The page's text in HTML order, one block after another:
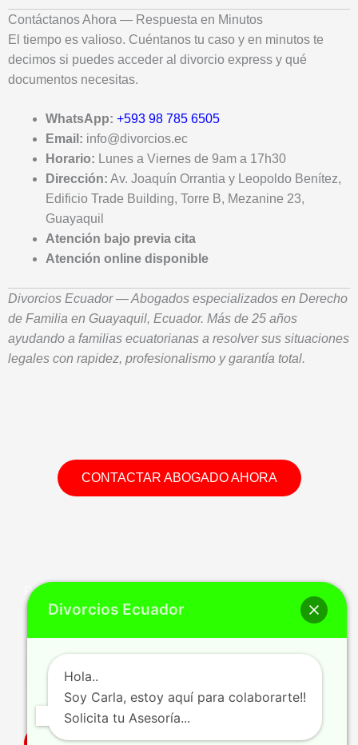
Contáctanos Ahora — Respuesta en Minutos
El tiempo es valioso. Cuéntanos tu caso y en minutos te
decimos si puedes acceder al divorcio express y qué
documentos necesitas.
WhatsApp: +593 98 785 6505
Email: info@divorcios.ec
Horario: Lunes a Viernes de 9am a 17h30
Dirección: Av. Joaquín Orrantia y Leopoldo Benítez,
Edificio Trade Building, Torre B, Mezanine 23,
Guayaquil
Atención bajo previa cita
Atención online disponible
Divorcios Ecuador — Abogados especializados en Derecho
de Familia en Guayaquil, Ecuador. Más de 25 años
ayudando a familias ecuatorianas a resolver sus situaciones
legales con rapidez, profesionalismo y garantía total.
CONTACTAR ABOGADO AHORA
Permítenos ser parte de la solución
Contamos con la experiencia y el profesionalismo
para manejar exitosamente tu proceso de Divorcio,
bajo un escenario de Paz, respeto y tranquilidad.
Divorcios Ecuador
Hola..
Soy Carla, estoy aquí para colaborarte!!
Solicita tu Asesoría...